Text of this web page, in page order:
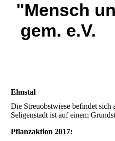
"Mensch
gem. e.V.
Elmstal
Die Streuobstwiese befindet sich
Seligenstadt ist auf einem
Pflanzaktion 2017: